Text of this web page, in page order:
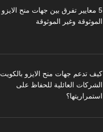
5 معايير تفرق بين جهات منح الايزو
الموثوقة وغير الموثوقة
كيف تدعم جهات منح الايزو بالكويت
الشركات العائلية للحفاظ على
استمراريتها؟